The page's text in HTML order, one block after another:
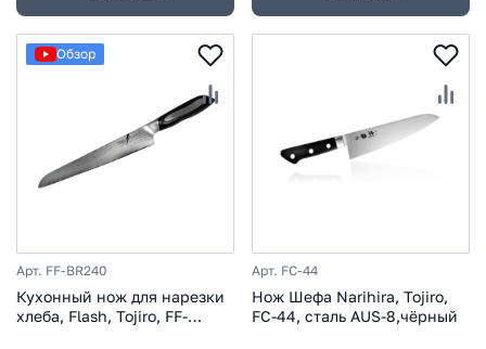
Обзор
Арт. FF-BR240
Кухонный нож для нарезки
хлеба, Flash, Tojiro, FF-
Арт. FC-44
Нож Шефа Narihira, Tojiro,
FC-44, сталь AUS-8,чёрный